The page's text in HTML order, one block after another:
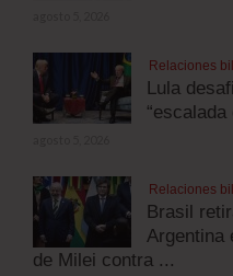
Relaciones
Lula
Relaciones
Brasil
Argentina
de Milei contra ...